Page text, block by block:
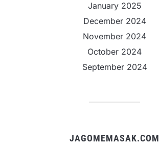
January 2025
December 2024
November 2024
October 2024
September 2024
JAGOMEMASAK.COM